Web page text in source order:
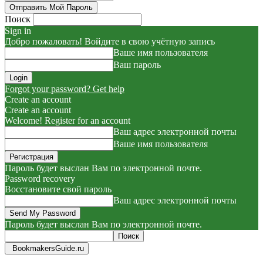
Поиск
Sign in
Добро пожаловать! Войдите в свою учётную запись
Ваше имя пользователя
Ваш пароль
Forgot your password? Get help
Create an account
Create an account
Welcome! Register for an account
Ваш адрес электронной почты
Ваше имя пользователя
Пароль будет выслан Вам по электронной почте.
Password recovery
Восстановите свой пароль
Ваш адрес электронной почты
Пароль будет выслан Вам по электронной почте.
BookmakersGuide.ru